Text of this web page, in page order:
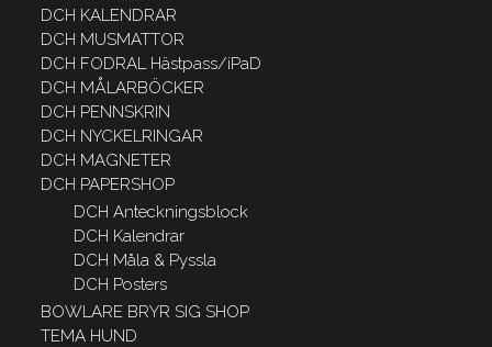
DCH KALENDRAR
DCH MUSMATTOR
DCH FODRAL Hästpass/iPaD
DCH MÅLARBÖCKER
DCH PENNSKRIN
DCH NYCKELRINGAR
DCH MAGNETER
DCH PAPERSHOP
DCH Anteckningsblock
DCH Kalendrar
DCH Måla & Pyssla
DCH Posters
BOWLARE BRYR SIG SHOP
TEMA HUND